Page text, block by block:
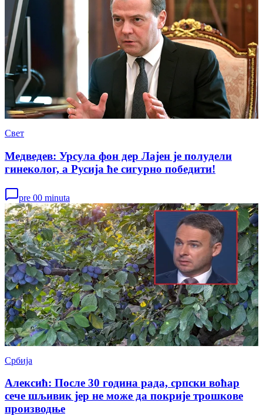
Свет
Медведев: Урсула фон дер Лајен је полудели
гинеколог, а Русија ће сигурно победити!
pre 00 minuta
Србија
Алексић: После 30 година рада, српски воћар
сече шљивик јер не може да покрије трошкове
производњe